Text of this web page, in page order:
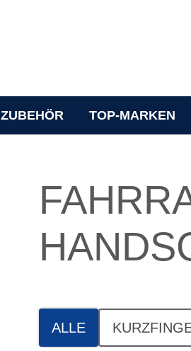
ZUBEHÖR TOP-MARKEN
ALLE